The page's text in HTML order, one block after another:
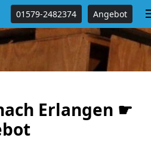
01579-2482374 Angebot
Erlangen ☛